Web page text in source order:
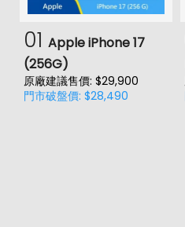
01 Apple iPhone 17
(256G)
原廠建議售價: $29,900
門市破盤價: $28,490